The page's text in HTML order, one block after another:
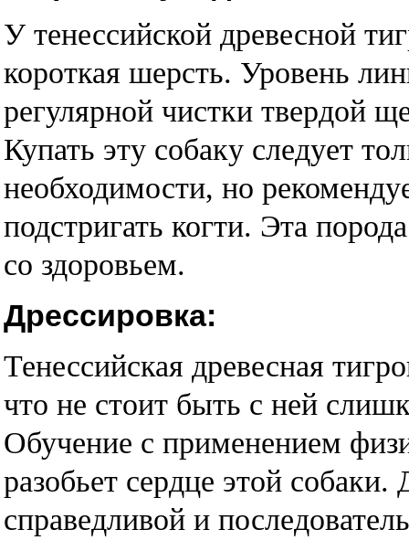
У тенессийской древесной
короткая шерсть. Уровень
регулярной чистки твердой
Купать эту собаку следует
необходимости, но
подстригать когти. Эта
со здоровьем.
Дрессировка:
Тенессийская древесная
что не стоит быть с ней
Обучение с применением
разобьет сердце этой
справедливой и